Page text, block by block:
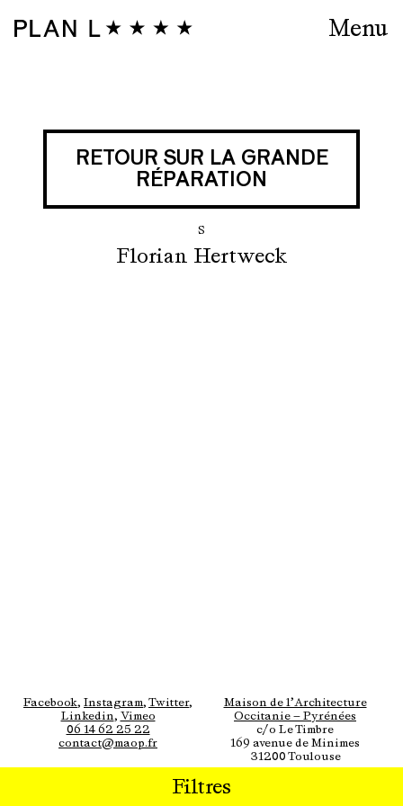
Menu
RETOUR SUR LA GRANDE
RÉPARATION
S
Florian Hertweck
Filtres
Facebook, Instagram, Twitter,
Linkedin, Vimeo
Maison de l’Architecture
Occitanie — Pyrénées
06 14 62 25 22
contact@maop.fr
c/o Le Timbre
169 avenue de Minimes
31200 Toulouse